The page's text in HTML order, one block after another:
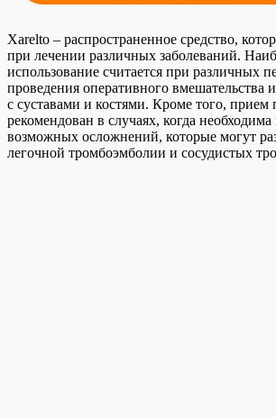
Xarelto – распространенное средство,
при лечении различных заболеваний.
использование считается при различных
проведения оперативного вмешательства
с суставами и костями. Кроме того, прием
рекомендован в случаях, когда
возможных осложнений, которые могут
легочной тромбоэмболии и сосудистых